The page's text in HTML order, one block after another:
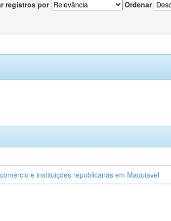
registros por Ordenar
e instituições republicanas em Maquiavel